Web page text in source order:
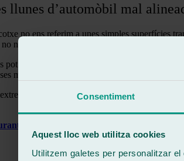
Consentiment
Aquest lloc web utilitza cookies
Utilitzem galetes per personalitzar
llunes d’automòbil mal
no ens referim a unes simples superfícies
només una visió òptima del conductor sinó
pot ser deguda a nombroses causes i
més habituals.
en les temperatures i els canvis
reparacions anteriors, especialment en